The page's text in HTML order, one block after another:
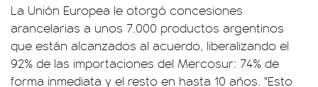
La Unión Europea le otorgó concesiones
arancelarias a unos 7.000 productos argentinos
que están alcanzados al acuerdo, liberalizando el
92% de las importaciones del Mercosur: 74% de
forma inmediata y el resto en hasta 10 años. "Esto